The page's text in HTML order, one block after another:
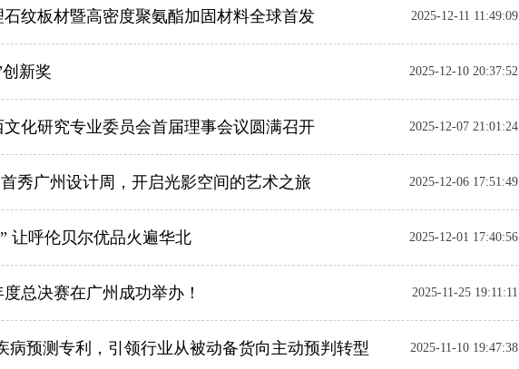
2025-12-11 11:49:09
纹板材暨高密度聚氨酯加固材料全球首发
2025-12-10 20:37:52
新奖
2025-12-07 21:01:24
化研究专业委员会首届理事会议圆满召开
2025-12-06 17:51:49
秀广州设计周，开启光影空间的艺术之旅
2025-12-01 17:40:56
让呼伦贝尔优品火遍华北
2025-11-25 19:11:11
总决赛在广州成功举办！
2025-11-10 19:47:38
病预测专利，引领行业从被动备货向主动预判转型